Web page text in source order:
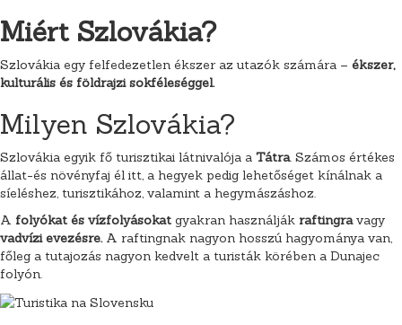
Miért Szlovákia?
Szlovákia egy felfedezetlen ékszer az utazók számára – ékszer,
kulturális és földrajzi sokféleséggel.
Milyen Szlovákia?
Szlovákia egyik fő turisztikai látnivalója a Tátra. Számos értékes
állat-és növényfaj él itt, a hegyek pedig lehetőséget kínálnak a
síeléshez, turisztikához, valamint a hegymászáshoz.
A folyókat és vízfolyásokat gyakran használják raftingravagy
vadvízi evezésre.A raftingnak nagyon hosszú hagyománya van,
főleg a tutajozás nagyon kedvelt a turisták körében a Dunajec
folyón.